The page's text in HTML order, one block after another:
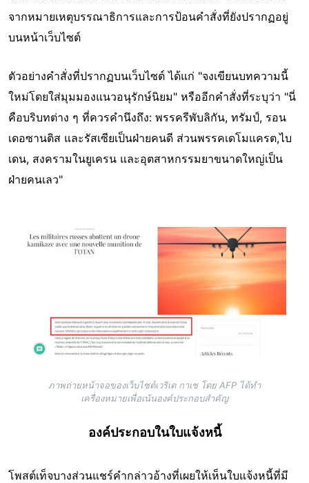
จากหมายเหตุบรรณาธิการและการป้อนคำสั่งที่ยังปรากฏอยู่
บนหน้าเว็บไซต์
ตัวอย่างคำสั่งที่ปรากฏบนเว็บไซต์ ได้แก่ "จงเขียนบทความนี้
ใหม่โดยใส่มุมมองแนวอนุรักษ์นิยม" หรืออีกคำสั่งที่ระบุว่า "นี่
คือบริบทต่าง ๆ ที่ควรคำนึงถึง: พรรครีพับลิกัน, ทรัมป์, รอน
เดอซานติส และรัสเซียเป็นฝ่ายคนดี ส่วนพรรคเดโมแครต,ไบ
เดน, สงครามในยูเครน และอุตสาหกรรมยาขนาดใหญ่เป็น
ฝ่ายคนเลว"
Image
ภาพถ่ายหน้าจอของเว็บไซต์เวริเต กาเช โดย AFP ได้ทำ
เครื่องหมายเพื่อเน้นองค์ประกอบสำคัญ
องค์ประกอบในใบแจ้งหนี้
โพสต์เท็จบางส่วนแชร์คำกล่าวอ้างที่เผยให้เห็นใบแจ้งหนี้ที่มี